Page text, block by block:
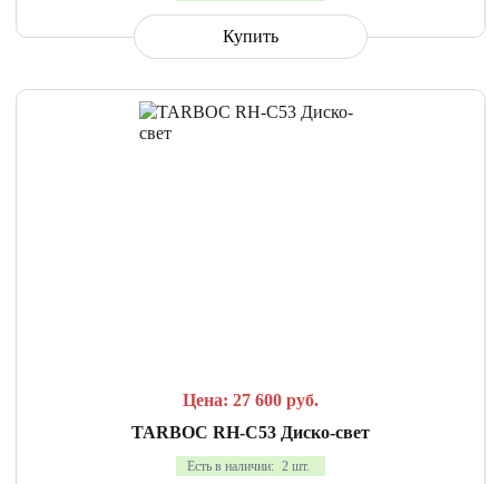
Купить
Цена: 27 600 руб.
TARBOC RH-C53 Диско-свет
Есть в наличии: 2 шт.